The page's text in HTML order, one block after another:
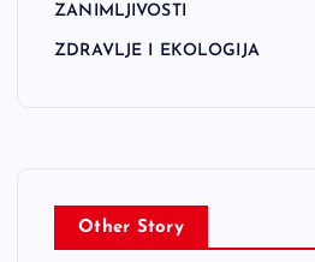
ZANIMLJIVOSTI
ZDRAVLJE I EKOLOGIJA
Other Story